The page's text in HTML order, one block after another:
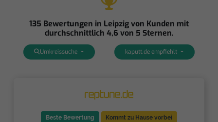
135 Bewertungen in Leipzig von Kunden mit
durchschnittlich 4,6 von 5 Sternen.
Umkreissuche kaputt.de empfiehlt
Beste Bewertung Kommt zu Hause vorbei